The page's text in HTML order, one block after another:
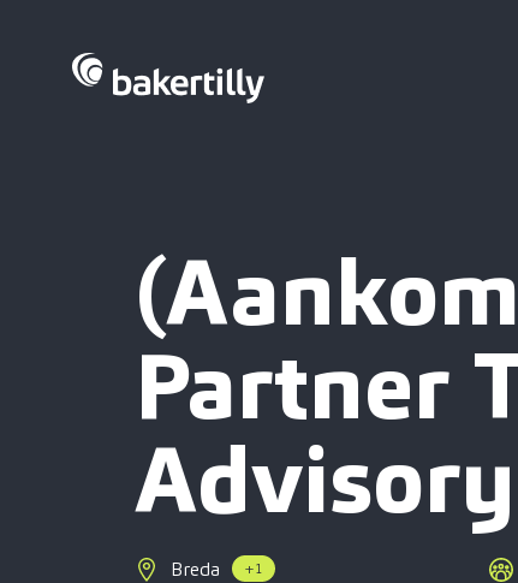
Partner
Advisory
Breda +1